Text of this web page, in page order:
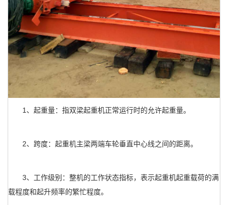
1、起重量：指双梁起重机正常运行时的允许起重量。
2、跨度：起重机主梁两端车轮垂直中心线之间的距离。
3、工作级别：整机的工作状态指标，表示起重机起重载荷的满
载程度和起升频率的繁忙程度。